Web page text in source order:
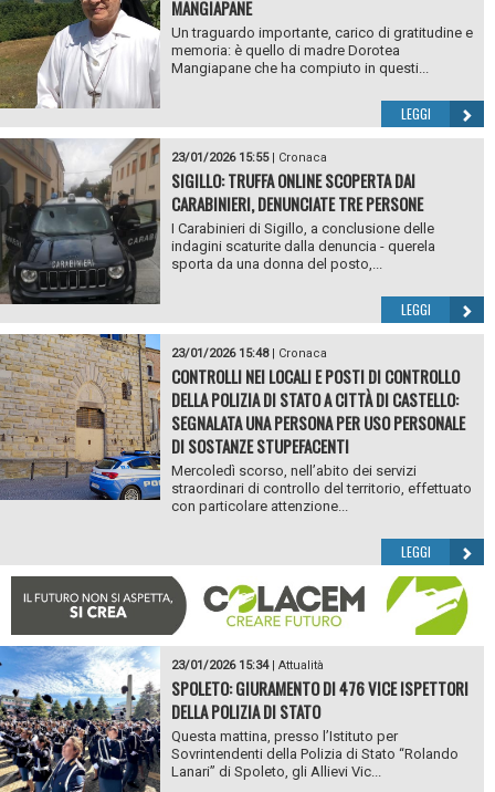
MANGIAPANE
Un traguardo importante, carico di gratitudine e
memoria: è quello di madre Dorotea
Mangiapane che ha compiuto in questi...
LEGGI
23/01/2026 15:55| Cronaca
SIGILLO: TRUFFA ONLINE SCOPERTA DAI
CARABINIERI, DENUNCIATE TRE PERSONE
I Carabinieri di Sigillo, a conclusione delle
indagini scaturite dalla denuncia - querela
sporta da una donna del posto,...
LEGGI
23/01/2026 15:48| Cronaca
CONTROLLI NEI LOCALI E POSTI DI CONTROLLO
DELLA POLIZIA DI STATO A CITTÀ DI CASTELLO:
SEGNALATA UNA PERSONA PER USO PERSONALE
DI SOSTANZE STUPEFACENTI
Mercoledì scorso, nell’abito dei servizi
straordinari di controllo del territorio, effettuato
con particolare attenzione...
LEGGI
23/01/2026 15:34| Attualità
SPOLETO: GIURAMENTO DI 476 VICE ISPETTORI
DELLA POLIZIA DI STATO
Questa mattina, presso l’Istituto per
Sovrintendenti della Polizia di Stato “Rolando
Lanari” di Spoleto, gli Allievi Vic...